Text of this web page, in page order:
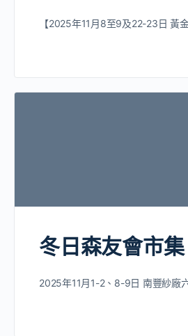
【2025年11月8至9及22-23日 黃
冬日森友會市集
2025年11月1-2、8-9日 南豐紗廠